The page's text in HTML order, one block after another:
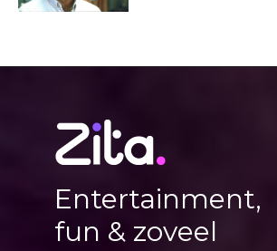
Entertainment,
fun & zoveel